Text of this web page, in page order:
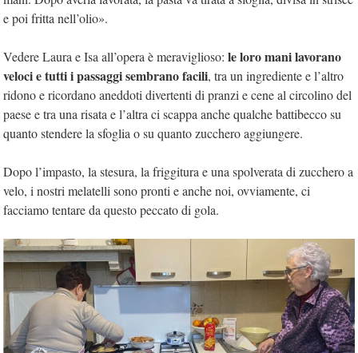
e poi fritta nell’olio».
Vedere Laura e Isa all’opera è meraviglioso: le loro mani lavorano
veloci e tutti i passaggi sembrano facili, tra un ingrediente e l’altro
ridono e ricordano aneddoti divertenti di pranzi e cene al circolino del
paese e tra una risata e l’altra ci scappa anche qualche battibecco su
quanto stendere la sfoglia o su quanto zucchero aggiungere.
Dopo l’impasto, la stesura, la friggitura e una spolverata di zucchero a
velo, i nostri melatelli sono pronti e anche noi, ovviamente, ci
facciamo tentare da questo peccato di gola.